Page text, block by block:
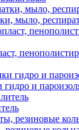
мыло,
гидро и